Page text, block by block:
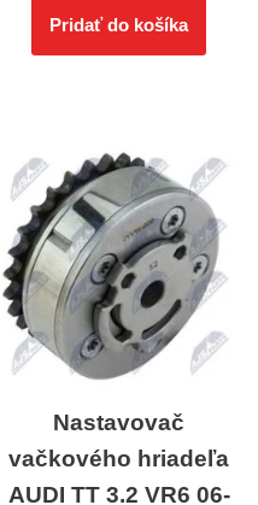
Pridať do košíka
Nastavovač
vačkového hriadeľa
AUDI TT 3.2 VR6 06-